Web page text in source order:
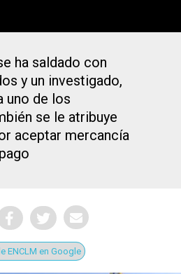
ha saldado con
y un investigado,
uno de los
se le atribuye
aceptar mercancía
ENCLM en Google